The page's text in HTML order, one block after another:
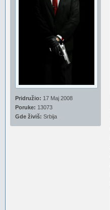
Pridružio: 17 Maj 2008
Poruke: 13073
Gde živiš: Srbija